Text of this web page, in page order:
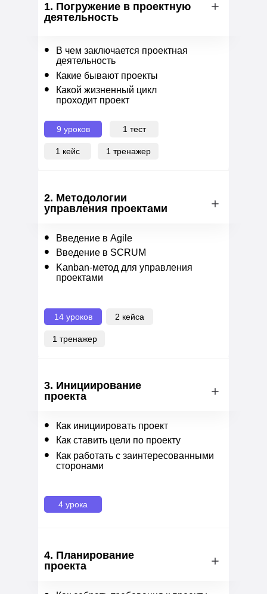
1. Погружение в проектную
деятельность
Какой жизненный цикл
проходит проект
•
Какие бывают проекты
•
В чем заключается проектная
деятельность
•
9 уроков 1 тест
1 кейс 1 тренажер
2. Методологии
управления проектами
Kanban-метод для управления
проектами
•
Введение в SCRUM
•
Введение в Agile
•
14 уроков 2 кейса
1 тренажер
3. Инициирование
проекта
Как работать с заинтересованными
сторонами
•
Как ставить цели по проекту
•
Как инициировать проект
•
4 урока
4. Планирование
проекта